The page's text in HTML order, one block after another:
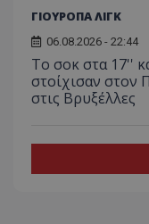
ΓΙΟΥΡΟΠΑ ΛΙΓΚ
06.08.2026 - 22:44
Το σοκ στα 17''
στοίχισαν στον
στις Βρυξέλλες